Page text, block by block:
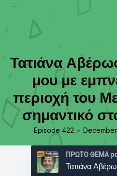
Τατιάνα
μου με
περιοχή του
σημαντικό
Episode 422 •
ΠΡΩΤΟ ΘΕΜΑ